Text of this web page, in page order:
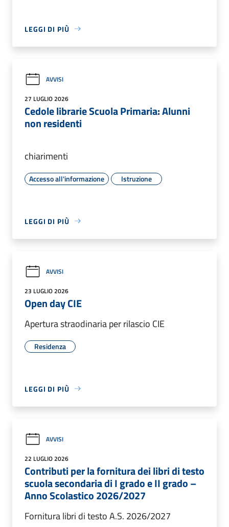
LEGGI DI PIÙ
AVVISI
27 LUGLIO 2026
Cedole librarie Scuola Primaria: Alunni
non residenti
chiarimenti
Accesso all'informazione Istruzione
LEGGI DI PIÙ
AVVISI
23 LUGLIO 2026
Open day CIE
Apertura straodinaria per rilascio CIE
Residenza
LEGGI DI PIÙ
AVVISI
22 LUGLIO 2026
Contributi per la fornitura dei libri di testo
scuola secondaria di I grado e II grado –
Anno Scolastico 2026/2027
Fornitura libri di testo A.S. 2026/2027